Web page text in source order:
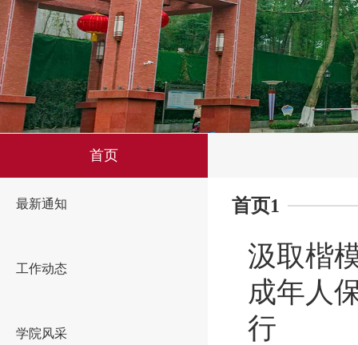
首页
最新通知
工作动态
学院风采
首页1
汲取楷
成年人
行